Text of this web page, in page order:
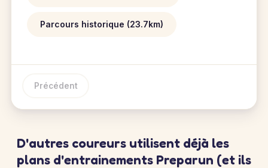
Parcours historique (23.7km)
Précédent
D'autres coureurs utilisent déjà les
plans d'entrainements Preparun (et ils